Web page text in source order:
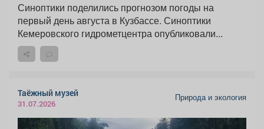
Синоптики поделились прогнозом погоды на
первый день августа в Кузбассе. Синоптики
Кемеровского гидрометцентра опубликовали...
Таёжный музей
31.07.2026
Природа и экология